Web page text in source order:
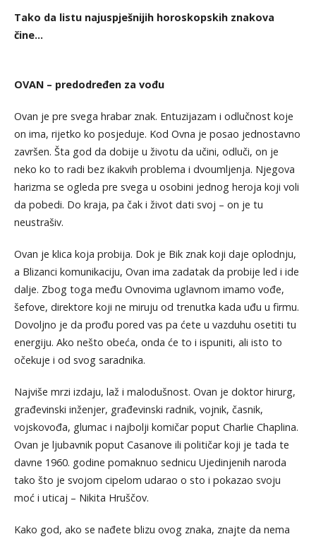
Tako da listu najuspješnijih horoskopskih znakova
čine…
OVAN – predodređen za vođu
Ovan je pre svega hrabar znak. Entuzijazam i odlučnost koje
on ima, rijetko ko posjeduje. Kod Ovna je posao jednostavno
završen. Šta god da dobije u životu da učini, odluči, on je
neko ko to radi bez ikakvih problema i dvoumljenja. Njegova
harizma se ogleda pre svega u osobini jednog heroja koji voli
da pobedi. Do kraja, pa čak i život dati svoj – on je tu
neustrašiv.
Ovan je klica koja probija. Dok je Bik znak koji daje oplodnju,
a Blizanci komunikaciju, Ovan ima zadatak da probije led i ide
dalje. Zbog toga među Ovnovima uglavnom imamo vođe,
šefove, direktore koji ne miruju od trenutka kada uđu u firmu.
Dovoljno je da prođu pored vas pa ćete u vazduhu osetiti tu
energiju. Ako nešto obeća, onda će to i ispuniti, ali isto to
očekuje i od svog saradnika.
Najviše mrzi izdaju, laž i malodušnost. Ovan je doktor hirurg,
građevinski inženjer, građevinski radnik, vojnik, časnik,
vojskovođa, glumac i najbolji komičar poput Charlie Chaplina.
Ovan je ljubavnik poput Casanove ili političar koji je tada te
davne 1960. godine pomaknuo sednicu Ujedinjenih naroda
tako što je svojom cipelom udarao o sto i pokazao svoju
moć i uticaj – Nikita Hruščov.
Kako god, ako se nađete blizu ovog znaka, znajte da nema